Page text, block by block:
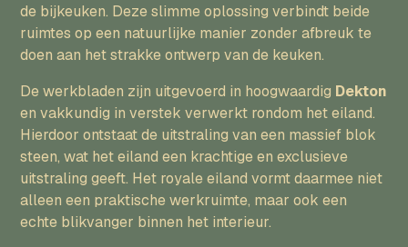
de bijkeuken. Deze slimme oplossing verbindt beide
ruimtes op een natuurlijke manier zonder afbreuk te
doen aan het strakke ontwerp van de keuken.
De werkbladen zijn uitgevoerd in hoogwaardig Dekton
en vakkundig in verstek verwerkt rondom het eiland.
Hierdoor ontstaat de uitstraling van een massief blok
steen, wat het eiland een krachtige en exclusieve
uitstraling geeft. Het royale eiland vormt daarmee niet
alleen een praktische werkruimte, maar ook een
echte blikvanger binnen het interieur.